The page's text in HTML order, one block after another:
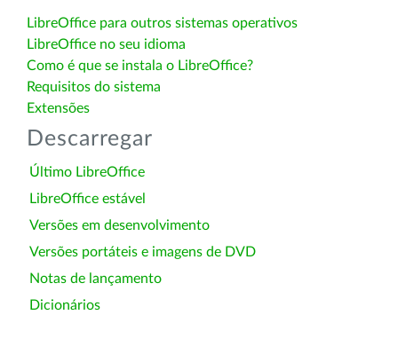
LibreOffice para outros sistemas operativos
LibreOffice no seu idioma
Como é que se instala o LibreOffice?
Requisitos do sistema
Extensões
Descarregar
Último LibreOffice
LibreOffice estável
Versões em desenvolvimento
Versões portáteis e imagens de DVD
Notas de lançamento
Dicionários